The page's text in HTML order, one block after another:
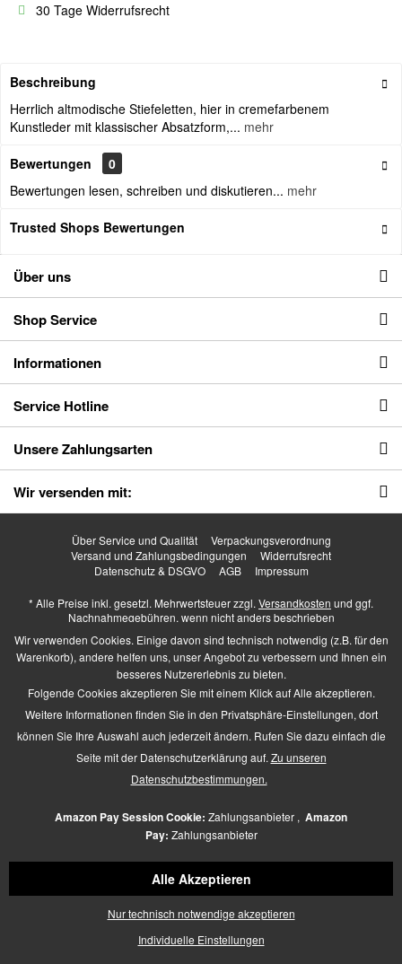
30 Tage Widerrufsrecht
Beschreibung
Herrlich altmodische Stiefeletten, hier in cremefarbenem
Kunstleder mit klassischer Absatzform,... mehr
Bewertungen
0
Bewertungen lesen, schreiben und diskutieren... mehr
Trusted Shops Bewertungen
Über uns
Shop Service
Informationen
Service Hotline
Unsere Zahlungsarten
Wir versenden mit:
Über Service und Qualität
Verpackungsverordnung
Versand und Zahlungsbedingungen
Widerrufsrecht
Datenschutz & DSGVO
AGB Impressum
* Alle Preise inkl. gesetzl. Mehrwertsteuer zzgl. Versandkosten und ggf.
Nachnahmegebühren, wenn nicht anders beschrieben
Higher Heels - All Rights Reserved. Design byTC-Innovations GmbH
Wir verwenden Cookies. Einige davon sind technisch notwendig (z.B. für den
Warenkorb), andere helfen uns, unser Angebot zu verbessern und Ihnen ein
besseres Nutzererlebnis zu bieten.
Folgende Cookies akzeptieren Sie mit einem Klick auf Alle akzeptieren.
Weitere Informationen finden Sie in den Privatsphäre-Einstellungen, dort
können Sie Ihre Auswahl auch jederzeit ändern. Rufen Sie dazu einfach die
Seite mit der Datenschutzerklärung auf. Zu unseren
Datenschutzbestimmungen.
Amazon Pay Session Cookie: Zahlungsanbieter , Amazon
Pay: Zahlungsanbieter
Individuelle Einstellungen
Nur technisch notwendige akzeptieren
Alle Akzeptieren
Barrierefrei Hilfswerkzeuge
Kontrast +
Links hervorheben
Größerer Text
Zusätzliche Beschreibung
Navigation per Tab-Taste